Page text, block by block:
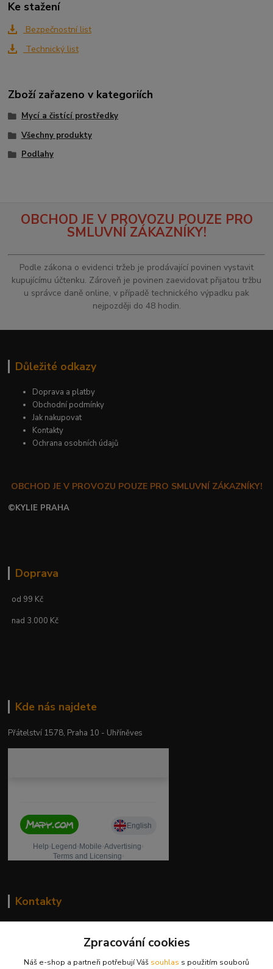
Ke stažení
Bezpečnostní list
Technický list
Zboží zařazeno v kategoriích
Mycí a čistící prostředky
Všechny produkty
Podlahy
OBCHOD JE V PROVOZU POUZE PRO
SMLUVNÍ ZÁKAZNÍKY!
Podle zákona o evidenci tržeb je prodávající povinen vystavit
kupujícímu účtenku. Zároveň je povinen zaevidovat přijatou tržbu
u správce daně online, v případě technického výpadku pak
nejpozději do 48 hodin.
Důležité odkazy
Doprava a platby
Obchodní podmínky
Jak nakupovat
Kontakty
Ochrana osobních údajů
OBCHOD JE V PROVOZU POUZE PRO SMLUVNÍ ZÁKAZNÍKY!
©KYLIE PRAHA
Doprava
od 99 Kč
nad 3.000 Kč
Kde nás najdete
Přátelství 1578, Praha 10 - Uhříněves
Kontakty
739 001 068
Zpracování cookies
Náš e-shop a partneři potřebují Váš souhlas s použitím souborů